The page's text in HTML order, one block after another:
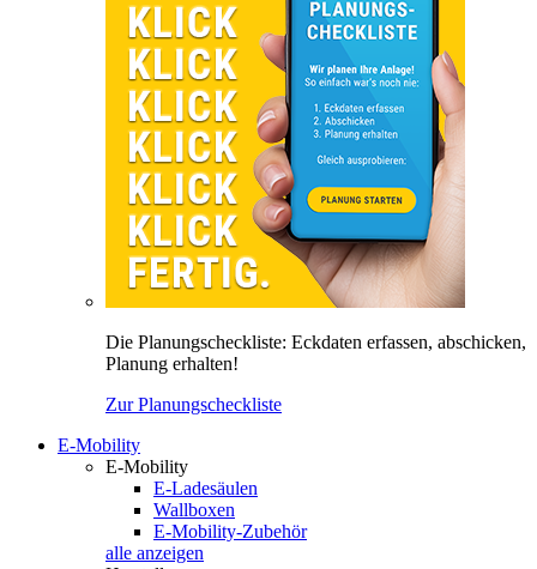
Die Planungscheckliste: Eckdaten erfassen, abschicken,
Planung erhalten!
Zur Planungscheckliste
E-Mobility
E-Mobility
E-Ladesäulen
Wallboxen
E-Mobility-Zubehör
alle anzeigen